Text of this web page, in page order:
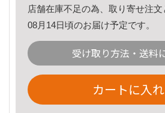
店舗在庫不足の為、取り寄せ注文
08月14日頃のお届け予定です。
受け取り方法・送料
カートに入